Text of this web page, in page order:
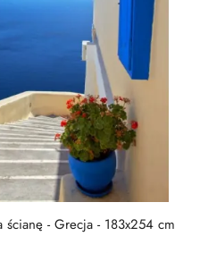
ścianę - Grecja - 183x254 cm